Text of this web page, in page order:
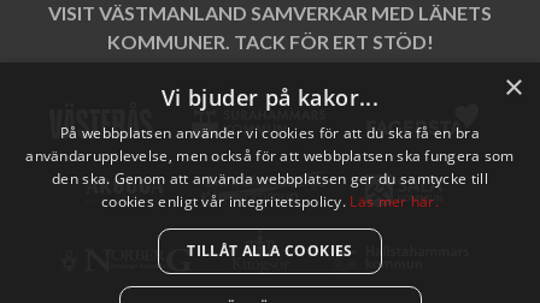
VISIT VÄSTMANLAND SAMVERKAR MED LÄNETS
KOMMUNER. TACK FÖR ERT STÖD!
×
Vi bjuder på kakor...
På webbplatsen använder vi cookies för att du ska få en bra
användarupplevelse, men också för att webbplatsen ska fungera som
den ska. Genom att använda webbplatsen ger du samtycke till
cookies enligt vår integritetspolicy. Läs mer här.
TILLÅT ALLA COOKIES